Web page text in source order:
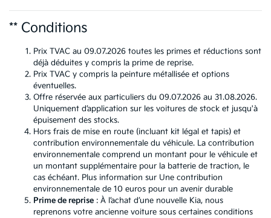
** Conditions
Prix TVAC au 09.07.2026 toutes les primes et réductions sont
déjà déduites y compris la prime de reprise.
Prix TVAC y compris la peinture métallisée et options
éventuelles.
Offre réservée aux particuliers du 09.07.2026 au 31.08.2026.
Uniquement d’application sur les voitures de stock et jusqu'à
épuisement des stocks.
Hors frais de mise en route (incluant kit légal et tapis) et
contribution environnementale du véhicule. La contribution
environnementale comprend un montant pour le véhicule et
un montant supplémentaire pour la batterie de traction, le
cas échéant. Plus information sur Une contribution
environnementale de 10 euros pour un avenir durable
Prime de reprise : À l’achat d’une nouvelle Kia, nous
reprenons votre ancienne voiture sous certaines conditions